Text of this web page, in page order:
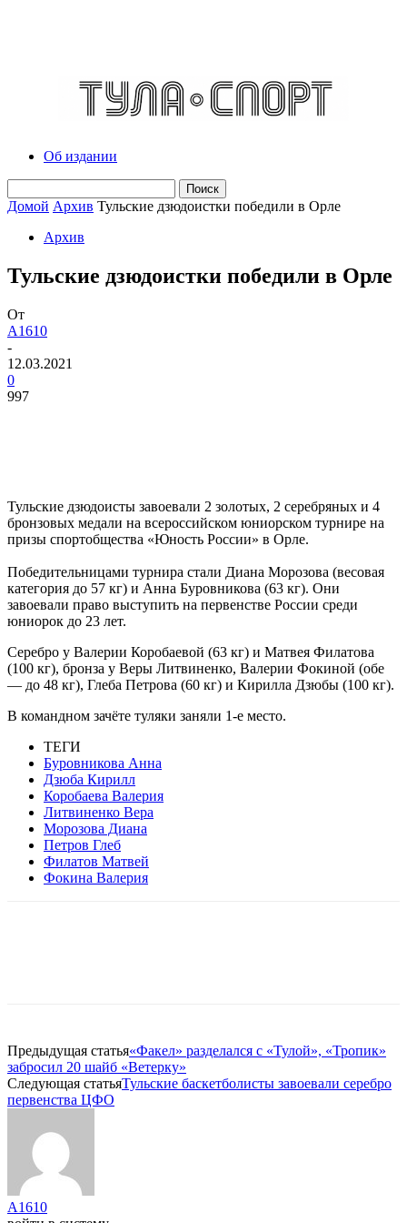
Об издании
Домой Архив Тульские дзюдоистки победили в Орле
Архив
Тульские дзюдоистки победили в Орле
От
A1610
-
12.03.2021
0
997
Тульские дзюдоисты завоевали 2 золотых, 2 серебряных и 4
бронзовых медали на всероссийском юниорском турнире на
призы спортобщества «Юность России» в Орле.
Победительницами турнира стали Диана Морозова (весовая
категория до 57 кг) и Анна Буровникова (63 кг). Они
завоевали право выступить на первенстве России среди
юниорок до 23 лет.
Серебро у Валерии Коробаевой (63 кг) и Матвея Филатова
(100 кг), бронза у Веры Литвиненко, Валерии Фокиной (обе
— до 48 кг), Глеба Петрова (60 кг) и Кирилла Дзюбы (100 кг).
В командном зачёте туляки заняли 1-е место.
ТЕГИ
Буровникова Анна
Дзюба Кирилл
Коробаева Валерия
Литвиненко Вера
Морозова Диана
Петров Глеб
Филатов Матвей
Фокина Валерия
Предыдущая статья«Факел» разделался с «Тулой», «Тропик»
забросил 20 шайб «Ветерку»
Следующая статьяТульские баскетболисты завоевали серебро
первенства ЦФО
A1610